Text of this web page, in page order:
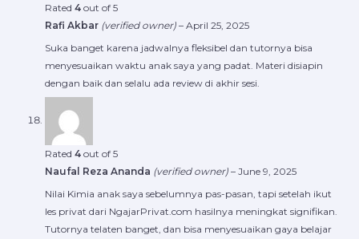
Rated 4 out of 5
Rafi Akbar (verified owner) – April 25, 2025
Suka banget karena jadwalnya fleksibel dan tutornya bisa
menyesuaikan waktu anak saya yang padat. Materi disiapin
dengan baik dan selalu ada review di akhir sesi.
Rated 4 out of 5
Naufal Reza Ananda (verified owner) – June 9, 2025
Nilai Kimia anak saya sebelumnya pas-pasan, tapi setelah ikut
les privat dari NgajarPrivat.com hasilnya meningkat signifikan.
Tutornya telaten banget, dan bisa menyesuaikan gaya belajar